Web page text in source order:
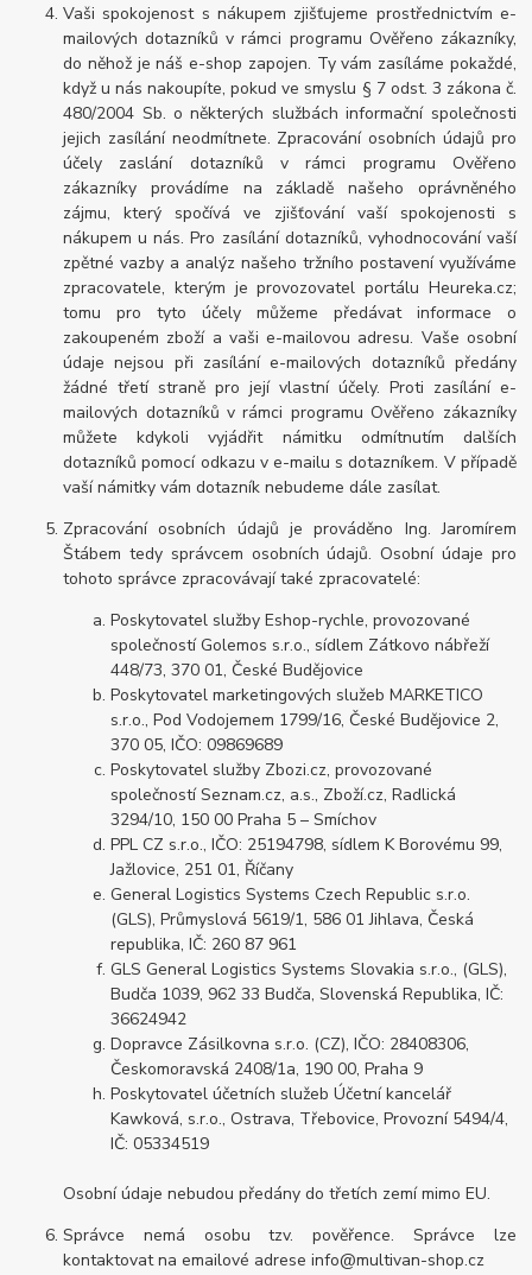
Vaši spokojenost s nákupem zjišťujeme prostřednictvím e-
mailových dotazníků v rámci programu Ověřeno zákazníky,
do něhož je náš e-shop zapojen. Ty vám zasíláme pokaždé,
když u nás nakoupíte, pokud ve smyslu § 7 odst. 3 zákona č.
480/2004 Sb. o některých službách informační společnosti
jejich zasílání neodmítnete. Zpracování osobních údajů pro
účely zaslání dotazníků v rámci programu Ověřeno
zákazníky provádíme na základě našeho oprávněného
zájmu, který spočívá ve zjišťování vaší spokojenosti s
nákupem u nás. Pro zasílání dotazníků, vyhodnocování vaší
zpětné vazby a analýz našeho tržního postavení využíváme
zpracovatele, kterým je provozovatel portálu Heureka.cz;
tomu pro tyto účely můžeme předávat informace o
zakoupeném zboží a vaši e-mailovou adresu. Vaše osobní
údaje nejsou při zasílání e-mailových dotazníků předány
žádné třetí straně pro její vlastní účely. Proti zasílání e-
mailových dotazníků v rámci programu Ověřeno zákazníky
můžete kdykoli vyjádřit námitku odmítnutím dalších
dotazníků pomocí odkazu v e-mailu s dotazníkem. V případě
vaší námitky vám dotazník nebudeme dále zasílat.
Zpracování osobních údajů je prováděno Ing. Jaromírem
Štábem tedy správcem osobních údajů. Osobní údaje pro
tohoto správce zpracovávají také zpracovatelé:
Poskytovatel služby Eshop-rychle, provozované
společností Golemos s.r.o., sídlem Zátkovo nábřeží
448/73, 370 01, České Budějovice
Poskytovatel marketingových služeb MARKETICO
s.r.o., Pod Vodojemem 1799/16, České Budějovice 2,
370 05, IČO: 09869689
Poskytovatel služby Zbozi.cz, provozované
společností Seznam.cz, a.s., Zboží.cz, Radlická
3294/10, 150 00 Praha 5 – Smíchov
PPL CZ s.r.o., IČO: 25194798, sídlem K Borovému 99,
Jažlovice, 251 01, Říčany
General Logistics Systems Czech Republic s.r.o.
(GLS), Průmyslová 5619/1, 586 01 Jihlava, Česká
republika, IČ: 260 87 961
GLS General Logistics Systems Slovakia s.r.o., (GLS),
Budča 1039, 962 33 Budča, Slovenská Republika, IČ:
36624942
Dopravce Zásilkovna s.r.o. (CZ), IČO: 28408306,
Českomoravská 2408/1a, 190 00, Praha 9
Poskytovatel účetních služeb Účetní kancelář
Kawková, s.r.o.,Ostrava, Třebovice, Provozní 5494/4,
IČ: 05334519
Osobní údaje nebudou předány do třetích zemí mimo EU.
Správce nemá osobu tzv. pověřence. Správce lze
kontaktovat na emailové adrese info@multivan-shop.cz